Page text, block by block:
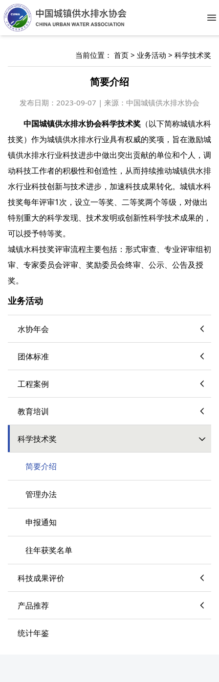
业务活动
水协年会
团体标准
工程案例
教育培训
科学技术奖
简要介绍
管理办法
申报通知
往年获奖名单
科技成果评价
产品推荐
统计年鉴
当前位置： 首页 > 业务活动 > 科学技术奖
简要介绍
发布日期： 2023-09-07 | 来源：中国城镇供水排水协会
中国城镇供水排水协会科学技术奖 （以下简称城镇水科
技奖）作为城镇供水排水行业具有权威的奖项，旨在激励城
镇供水排水行业科技进步中做出突出贡献的单位和个人，调
动科技工作者的积极性和创造性，从而持续推动城镇供水排
水行业科技创新与技术进步，加速科技成果转化。城镇水科
技奖每年评审1次，设立一等奖、二等奖两个等级，对做出
特别重大的科学发现、技术发明或创新性科学技术成果的，
可以授予特等奖。
城镇水科技奖评审流程主要包括：形式审查、专业评审组初
审、专家委员会评审、奖励委员会终审、公示、公告及授
奖。